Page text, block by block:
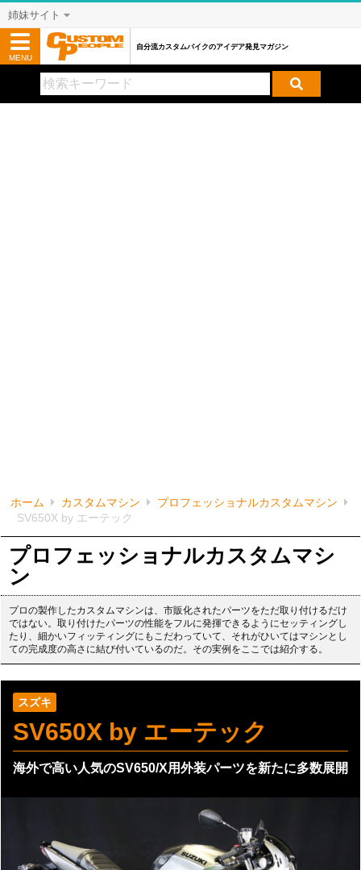
ホーム カスタムマシン
プロフェッショナルカスタムマシン
SV650X by エーテック
プロフェッショナルカスタムマシ
ン
プロの製作したカスタムマシンは、市販化されたパーツをただ取り付けるだけ
ではない。取り付けたパーツの性能をフルに発揮できるようにセッティングし
たり、細かいフィッティングにもこだわっていて、それがひいてはマシンとし
ての完成度の高さに結び付いているのだ。その実例をここでは紹介する。
スズキ
SV650X by エーテック
海外で高い人気のSV650/X用外装パーツを新たに多数展開
姉妹サイト
MENU
自分流カスタムバイクのアイデア発見マガジン